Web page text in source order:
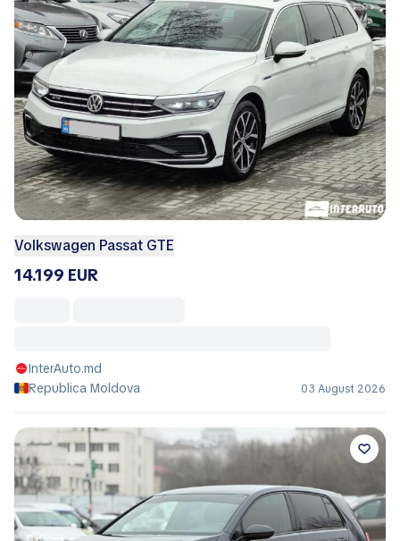
Volkswagen Passat GTE
14.199 EUR
InterAuto.md
Republica Moldova
03 August 2026